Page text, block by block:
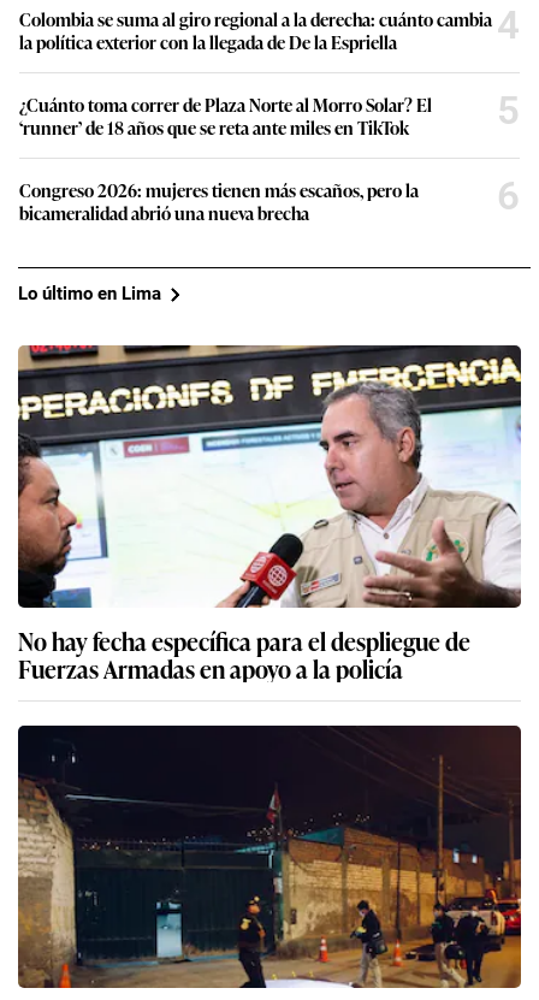
Colombia se suma al giro regional a la derecha: cuánto cambia
la política exterior con la llegada de De la Espriella
4
¿Cuánto toma correr de Plaza Norte al Morro Solar? El
‘runner’ de 18 años que se reta ante miles en TikTok
5
Congreso 2026: mujeres tienen más escaños, pero la
bicameralidad abrió una nueva brecha
6
Lo último en Lima
No hay fecha específica para el despliegue de
Fuerzas Armadas en apoyo a la policía